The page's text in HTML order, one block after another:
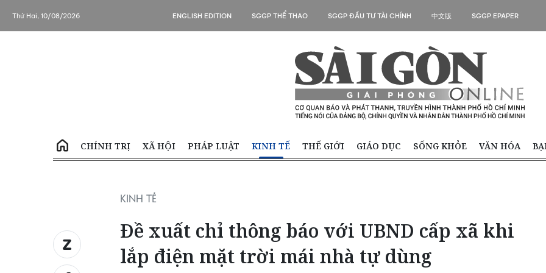
Thứ Hai, 10/08/2026 ENGLISH EDITION SGGP THỂ THAO SGGP ĐẦU TƯ TÀI CHÍNH 中文版 SGGP EPAPER
CHÍNH TRỊ XÃ HỘI PHÁP LUẬT KINH TẾ THẾ GIỚI GIÁO DỤC SỐNG KHỎE VĂN HÓA
KINH TẾ
Đề xuất chỉ thông báo với UBND cấp xã khi
lắp điện mặt trời mái nhà tự dùng